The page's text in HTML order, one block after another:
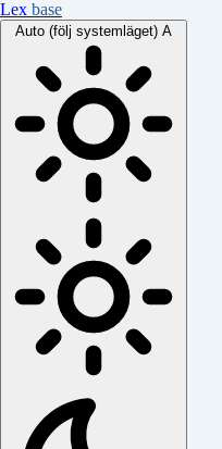
Lex base
Auto (följ systemläget) A